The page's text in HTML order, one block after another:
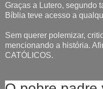
Graças a Lutero, segundo
Bíblia teve acesso a
Sem querer polemizar,
mencionando a história.
CATÓLICOS.